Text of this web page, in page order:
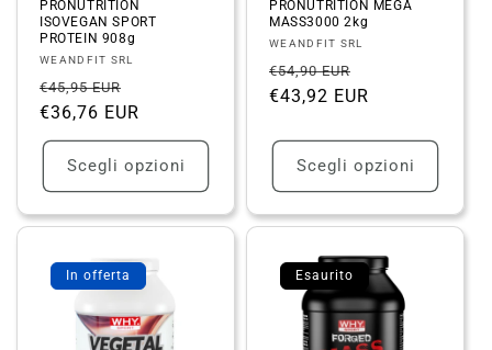
PRONUTRITION
ISOVEGAN SPORT
PROTEIN 908g
Fornitore:
WEANDFIT SRL
Prezzo
di
listino
€45,95 EUR
scontato
€36,76 EUR
Scegli opzioni
PRONUTRITION MEGA
MASS3000 2kg
Fornitore:
WEANDFIT SRL
Prezzo
di
€54,90 EUR
scontato
€43,92 EUR
Scegli opzioni
In offerta Esaurito